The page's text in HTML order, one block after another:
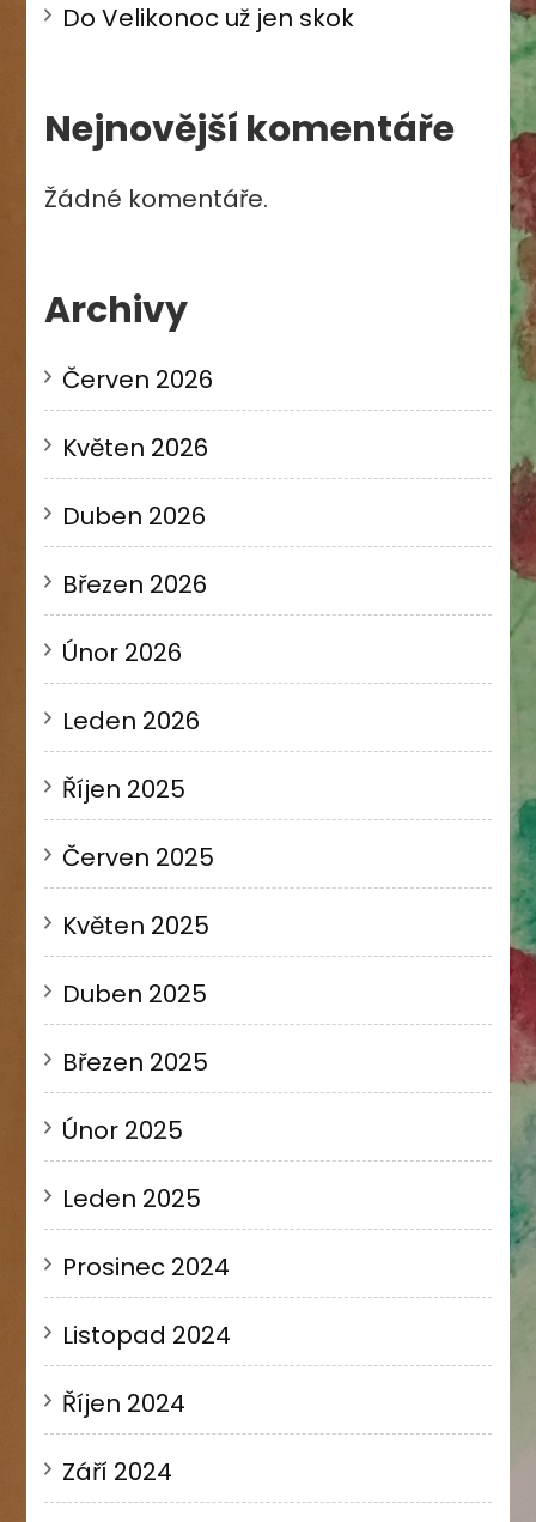
Do Velikonoc už jen skok
Nejnovější komentáře
Žádné komentáře.
Archivy
Červen 2026
Květen 2026
Duben 2026
Březen 2026
Únor 2026
Leden 2026
Říjen 2025
Červen 2025
Květen 2025
Duben 2025
Březen 2025
Únor 2025
Leden 2025
Prosinec 2024
Listopad 2024
Říjen 2024
Září 2024